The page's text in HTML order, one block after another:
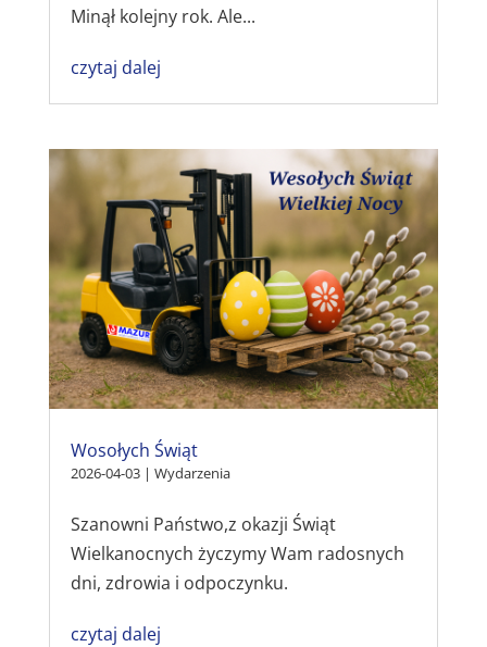
Minął kolejny rok. Ale...
czytaj dalej
Wosołych Świąt
2026-04-03| Wydarzenia
Szanowni Państwo,z okazji Świąt
Wielkanocnych życzymy Wam radosnych
dni, zdrowia i odpoczynku.
czytaj dalej